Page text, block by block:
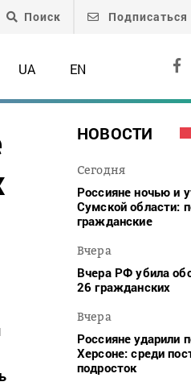
Поиск Подписаться
UA EN
НОВОСТИ
Сегодня
Россияне ночью и
Сумской области:
гражданские
Вчера
Вчера РФ убила
26 гражданских
Вчера
Россияне ударили
Херсоне: среди
подросток